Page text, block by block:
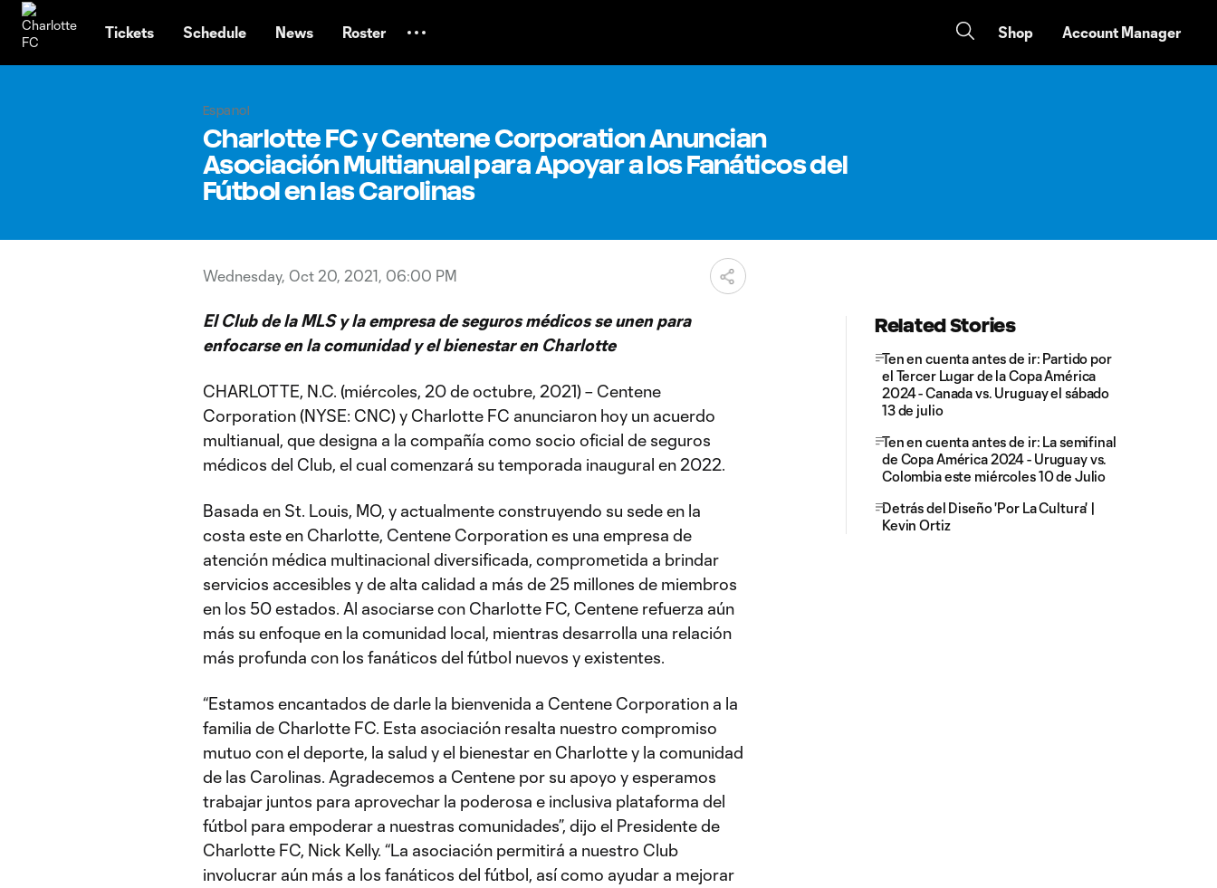
Tickets Schedule News Roster Shop Account Manager
Espanol
Charlotte FC y Centene Corporation Anuncian
Asociación Multianual para Apoyar a los Fanáticos del
Fútbol en las Carolinas
Wednesday, Oct 20, 2021, 06:00 PM
El Club de la MLS y la empresa de seguros médicos se unen para
enfocarse en la comunidad y el bienestar en Charlotte
CHARLOTTE, N.C. (miércoles, 20 de octubre, 2021) – Centene
Corporation (NYSE: CNC) y Charlotte FC anunciaron hoy un acuerdo
multianual, que designa a la compañía como socio oficial de seguros
médicos del Club, el cual comenzará su temporada inaugural en 2022.
Basada en St. Louis, MO, y actualmente construyendo su sede en la
costa este en Charlotte, Centene Corporation es una empresa de
atención médica multinacional diversificada, comprometida a brindar
servicios accesibles y de alta calidad a más de 25 millones de miembros
en los 50 estados. Al asociarse con Charlotte FC, Centene refuerza aún
más su enfoque en la comunidad local, mientras desarrolla una relación
más profunda con los fanáticos del fútbol nuevos y existentes.
“Estamos encantados de darle la bienvenida a Centene Corporation a la
familia de Charlotte FC. Esta asociación resalta nuestro compromiso
mutuo con el deporte, la salud y el bienestar en Charlotte y la comunidad
de las Carolinas. Agradecemos a Centene por su apoyo y esperamos
trabajar juntos para aprovechar la poderosa e inclusiva plataforma del
fútbol para empoderar a nuestras comunidades”, dijo el Presidente de
Charlotte FC, Nick Kelly. “La asociación permitirá a nuestro Club
involucrar aún más a los fanáticos del fútbol, así como ayudar a mejorar
Related Stories
Ten en cuenta antes de ir: Partido por
el Tercer Lugar de la Copa América
2024 - Canada vs. Uruguay el sábado
13 de julio
Ten en cuenta antes de ir: La semifinal
de Copa América 2024 - Uruguay vs.
Colombia este miércoles 10 de Julio
Detrás del Diseño 'Por La Cultura' |
Kevin Ortiz